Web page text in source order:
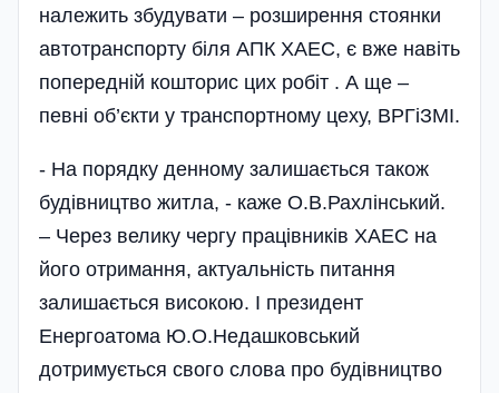
належить збудувати – розширення стоянки
автотранспорту біля АПК ХАЕС, є вже навіть
попередній кошторис цих робіт . А ще –
певні об’єкти у транспортному цеху, ВРГіЗМІ.
- На порядку денному залишається також
буді­вництво житла, - каже О.В.Рахлінський.
– Через велику чергу працівників ХАЕС на
його отримання, актуальність питання
залишається високою. І президент
Енергоатома Ю.О.Недашковський
дотримується свого слова про будівництво